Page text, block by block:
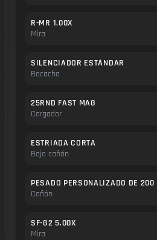
R-MR 1.00X
Mira
SILENCIADOR ESTÁNDAR
Bocacha
25RND FAST MAG
Cargador
ESTRIADA CORTA
Bajo cañón
PESADO PERSONALIZADO DE 200
Cañón
SF-G2 5.00X
Mira